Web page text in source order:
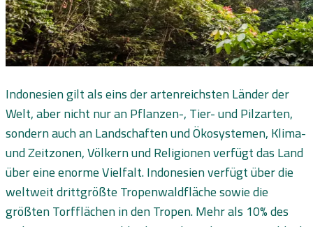
Indonesien gilt als eins der artenreichsten Länder der
Welt, aber nicht nur an Pflanzen-, Tier- und Pilzarten,
sondern auch an Landschaften und Ökosystemen, Klima-
und Zeitzonen, Völkern und Religionen verfügt das Land
über eine enorme Vielfalt. Indonesien verfügt über die
weltweit drittgrößte Tropenwaldfläche sowie die
größten Torfflächen in den Tropen. Mehr als 10% des